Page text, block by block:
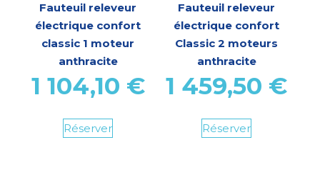
Fauteuil releveur
électrique confort
classic 1 moteur
anthracite
1 104,10 €
Réserver
Fauteuil releveur
électrique confort
Classic 2 moteurs
anthracite
1 459,50 €
Réserver